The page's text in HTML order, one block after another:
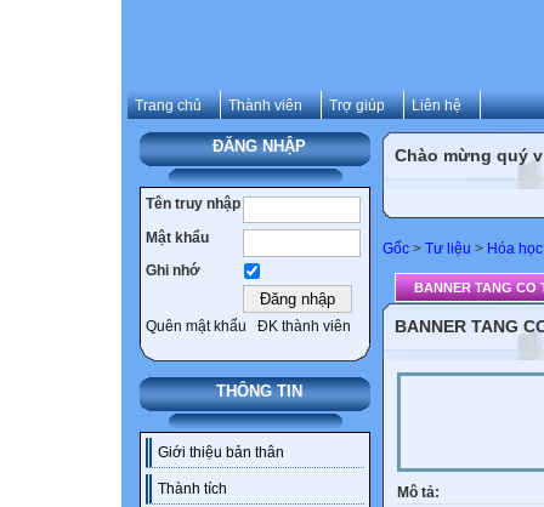
Trang chủ Thành viên Trợ giúp Liên hệ
ĐĂNG NHẬP
Tên truy nhập
Mật khẩu
Ghi nhớ
Quên mật khẩu ĐK thành viên
THÔNG TIN
Giới thiệu bản thân
Thành tích
Chào mừng quý
Gốc > Tư liệu > Hóa học
BANNER TANG CO
BANNER TANG
Mô tả: